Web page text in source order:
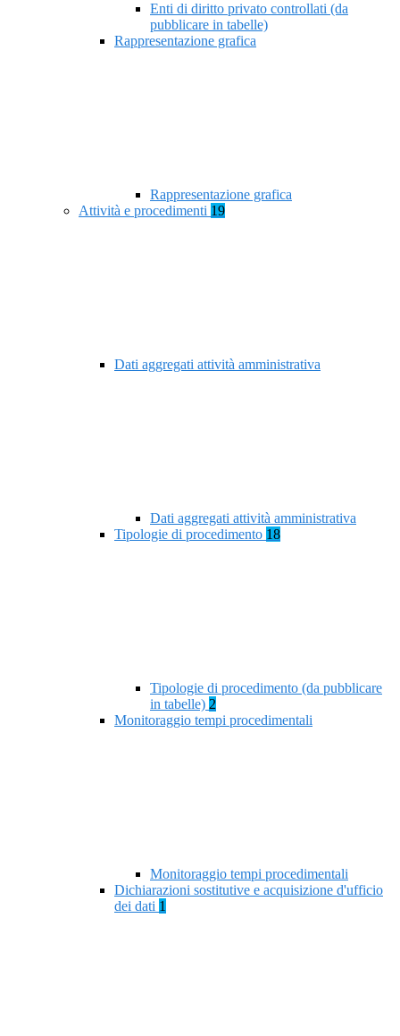
Enti di diritto privato controllati (da
pubblicare in tabelle)
Rappresentazione grafica
Rappresentazione grafica
Attività e procedimenti 19
Dati aggregati attività amministrativa
Dati aggregati attività amministrativa
Tipologie di procedimento 18
Tipologie di procedimento (da pubblicare
in tabelle) 2
Monitoraggio tempi procedimentali
Monitoraggio tempi procedimentali
Dichiarazioni sostitutive e acquisizione d'ufficio
dei dati 1